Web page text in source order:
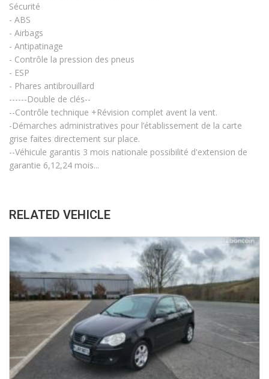
Sécurité
- ABS
- Airbags
- Antipatinage
- Contrôle la pression des pneus
- ESP
- Phares antibrouillard
------Double de clés--
--Contrôle technique +Révision complet avent la vent.
-Démarches administratives pour l’établissement de la carte
grise faites directement sur place.
--Véhicule garantis 3 mois nationale possibilité d'extension de
garantie 6,12,24 mois...
RELATED VEHICLE